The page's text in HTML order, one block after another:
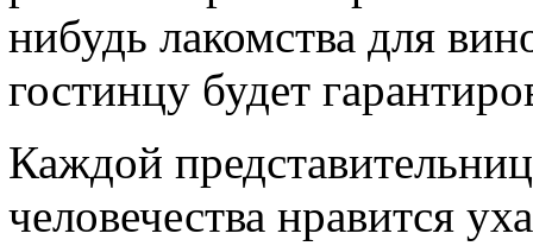
нибудь лакомства для
гостинцу будет
Каждой
человечества нравится